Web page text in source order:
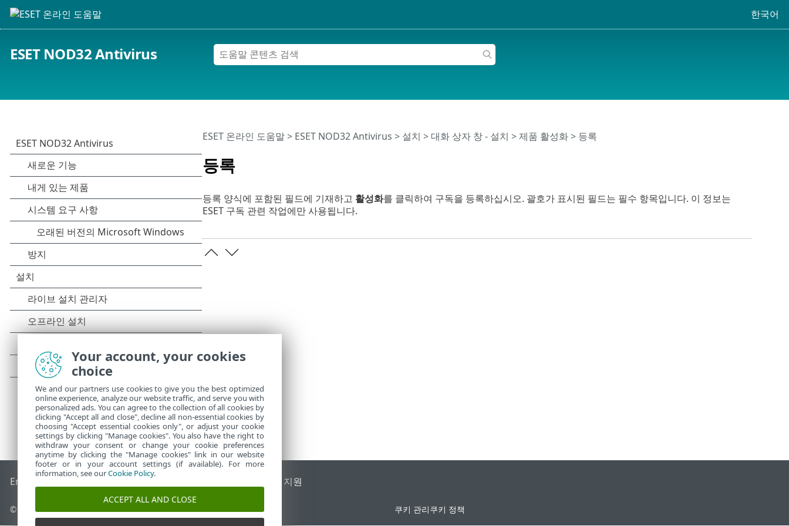
한국어
ESET NOD32 Antivirus
등록
ESET 온라인 도움말> ESET NOD32 Antivirus > 설치 > 대화 상자 창 - 설치 > 제품 활성화 > 등록
등록 양식에 포함된 필드에 기재하고 활성화를 클릭하여 구독을 등록하십시오. 괄호가 표시된 필드는 필수 항목입니다. 이 정보는
ESET 구독 관련 작업에만 사용됩니다.
End of Life ESET 지식 베이스 ESET 포럼 국가별 지원
© 1992 - 2025 ESET, spol. s r.o. - All rights reserved. 쿠키 관리쿠키 정책
Your account, your cookies
choice
We and our partners use cookies to give you the best optimized
online experience, analyze our website traffic, and serve you with
personalized ads. You can agree to the collection of all cookies by
clicking "Accept all and close", decline all non-essential cookies by
choosing "Accept essential cookies only", or adjust your cookie
settings by clicking "Manage cookies". You also have the right to
withdraw your consent or change your cookie preferences
anytime by clicking the "Manage cookies" link in our website
footer or in your account settings (if available). For more
information, see ourCookie Policy.
ACCEPT ALL AND CLOSE